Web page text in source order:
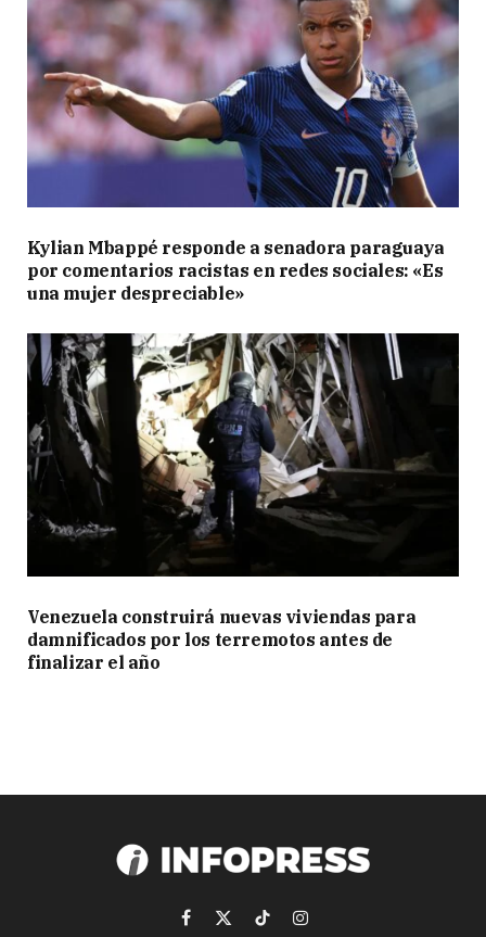
Kylian Mbappé responde a senadora paraguaya
por comentarios racistas en redes sociales: «Es
una mujer despreciable»
Venezuela construirá nuevas viviendas para
damnificados por los terremotos antes de
finalizar el año
Facebook
X
TikTokInstagram